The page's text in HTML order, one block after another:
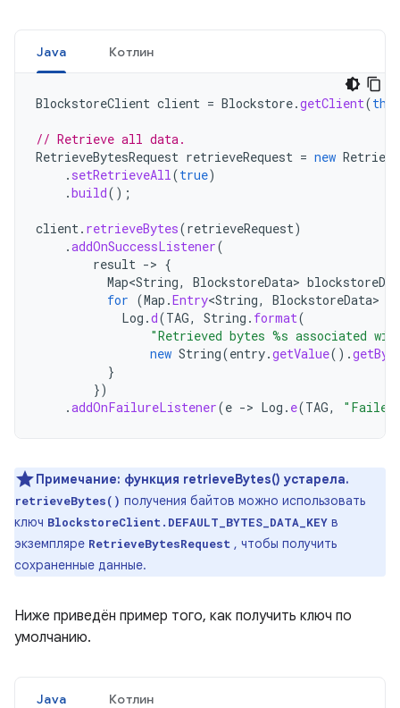
Java Котлин
BlockstoreClient client = Blockstore.getClient(this
// Retrieve all data.
RetrieveBytesRequest retrieveRequest = new
. setRetrieveAll(true)
.build();
client. retrieveBytes(retrieveRequest)
.addOnSuccessListener(
result -> {
Map<String, BlockstoreData>
for (Map .Entry<String, BlockstoreData>
Log .d(TAG, String . format(
"Retrieved bytes %s associated
new String(entry.getValue().
}
})
.addOnFailureListener(e -> Log . e(TAG,
Примечание: функция retrieveBytes() устарела.
retrieveBytes() получения байтов можно использовать
ключ BlockstoreClient.DEFAULT_BYTES_DATA_KEY в
экземпляре RetrieveBytesRequest , чтобы получить
сохраненные данные.
Ниже приведён пример того, как получить ключ по
умолчанию.
Java Котлин